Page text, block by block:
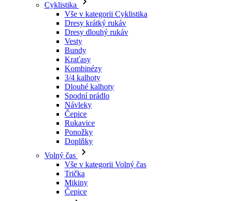
Cyklistika
Vše v kategorii Cyklistika
Dresy krátký rukáv
Dresy dlouhý rukáv
Vesty
Bundy
Kraťasy
Kombinézy
3/4 kalhoty
Dlouhé kalhoty
Spodní prádlo
Návleky
Čepice
Rukavice
Ponožky
Doplňky
Volný čas
Vše v kategorii Volný čas
Trička
Mikiny
Čepice